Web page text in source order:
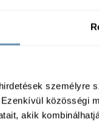
személyre
közösségi
akik